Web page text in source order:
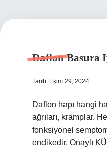
Daflon Basura
Tarih: Ekim 29, 2024
Daflon hapı hangi
ağrıları, kramplar.
fonksiyonel
endikedir. Onaylı